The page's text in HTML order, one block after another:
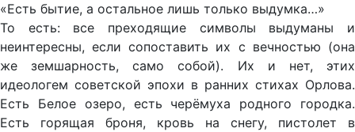
«Есть бытие, а остальное лишь только выдумка…»
То есть: все преходящие символы выдуманы и
неинтересны, если сопоставить их с вечностью (она
же земшарность, само собой). Их и нет, этих
идеологем советской эпохи в ранних стихах Орлова.
Есть Белое озеро, есть черёмуха родного городка.
Есть горящая броня, кровь на снегу, пистолет в